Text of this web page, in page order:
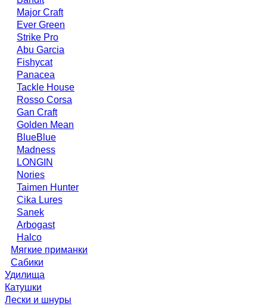
Major Craft
Ever Green
Strike Pro
Abu Garcia
Fishycat
Panacea
Tackle House
Rosso Corsa
Gan Craft
Golden Mean
BlueBlue
Madness
LONGIN
Nories
Taimen Hunter
Cika Lures
Sanek
Arbogast
Halco
Мягкие приманки
Сабики
Удилища
Катушки
Лески и шнуры